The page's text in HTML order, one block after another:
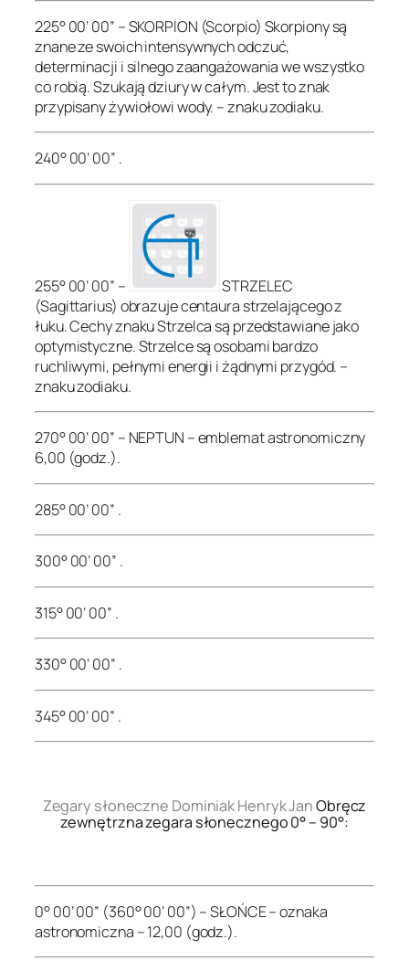
225° 00’ 00” – SKORPION (Scorpio) Skorpiony są
znane ze swoich intensywnych odczuć,
determinacji i silnego zaangażowania we wszystko
co robią. Szukają dziury w całym. Jest to znak
przypisany żywiołowi wody. – znaku zodiaku.
240° 00’ 00” .
255° 00’ 00” –
STRZELEC
(Sagittarius) obrazuje centaura strzelającego z
łuku. Cechy znaku Strzelca są przedstawiane jako
optymistyczne. Strzelce są osobami bardzo
ruchliwymi, pełnymi energii i żądnymi przygód. –
znaku zodiaku.
270° 00’ 00” – NEPTUN – emblemat astronomiczny
6,00 (godz.).
285° 00’ 00” .
300° 00’ 00” .
315° 00’ 00” .
330° 00’ 00” .
345° 00’ 00” .
Zegary słoneczne Dominiak Henryk JanObręcz
zewnętrzna zegara słonecznego 0° – 90°:
0° 00’ 00” (360° 00’ 00”) – SŁOŃCE – oznaka
astronomiczna – 12,00 (godz.).